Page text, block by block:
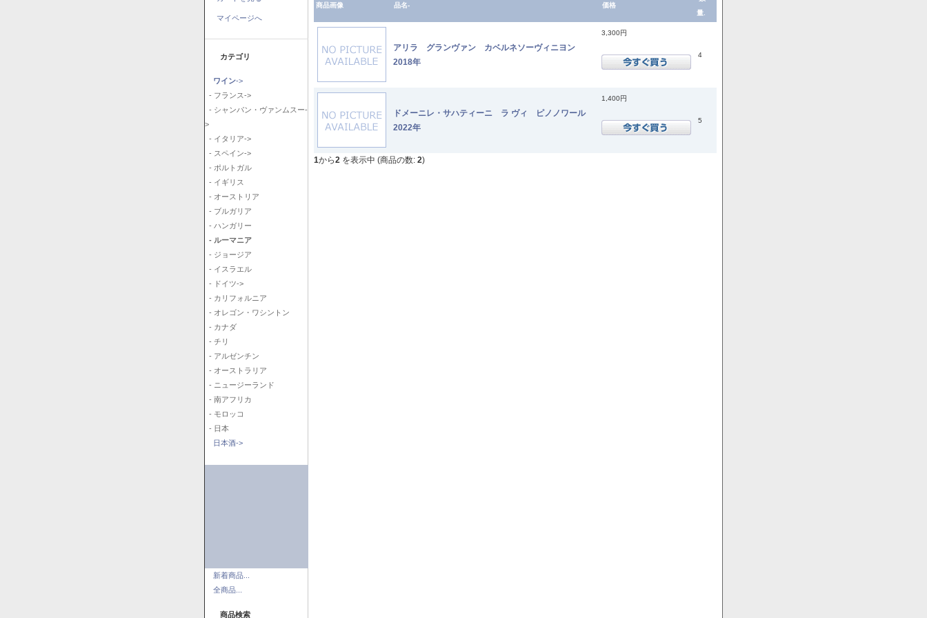
マイページへ
カテゴリ
ワイン->
- フランス->
- シャンパン・ヴァンムスー-
>
- イタリア->
- スペイン->
- ポルトガル
- イギリス
- オーストリア
- ブルガリア
- ハンガリー
- ルーマニア
- ジョージア
- イスラエル
- ドイツ->
- カリフォルニア
- オレゴン・ワシントン
- カナダ
- チリ
- アルゼンチン
- オーストラリア
- ニュージーランド
- 南アフリカ
- モロッコ
- 日本
日本酒->
新着商品...
全商品...
商品検索
商品画像 品名- 価格
量.
アリラ グランヴァン カベルネソーヴィニヨン
2018年
3,300円
4
ドメーニレ・サハティーニ ラ ヴィ ピノノワール
2022年
1,400円
5
1から2 を表示中 (商品の数: 2)